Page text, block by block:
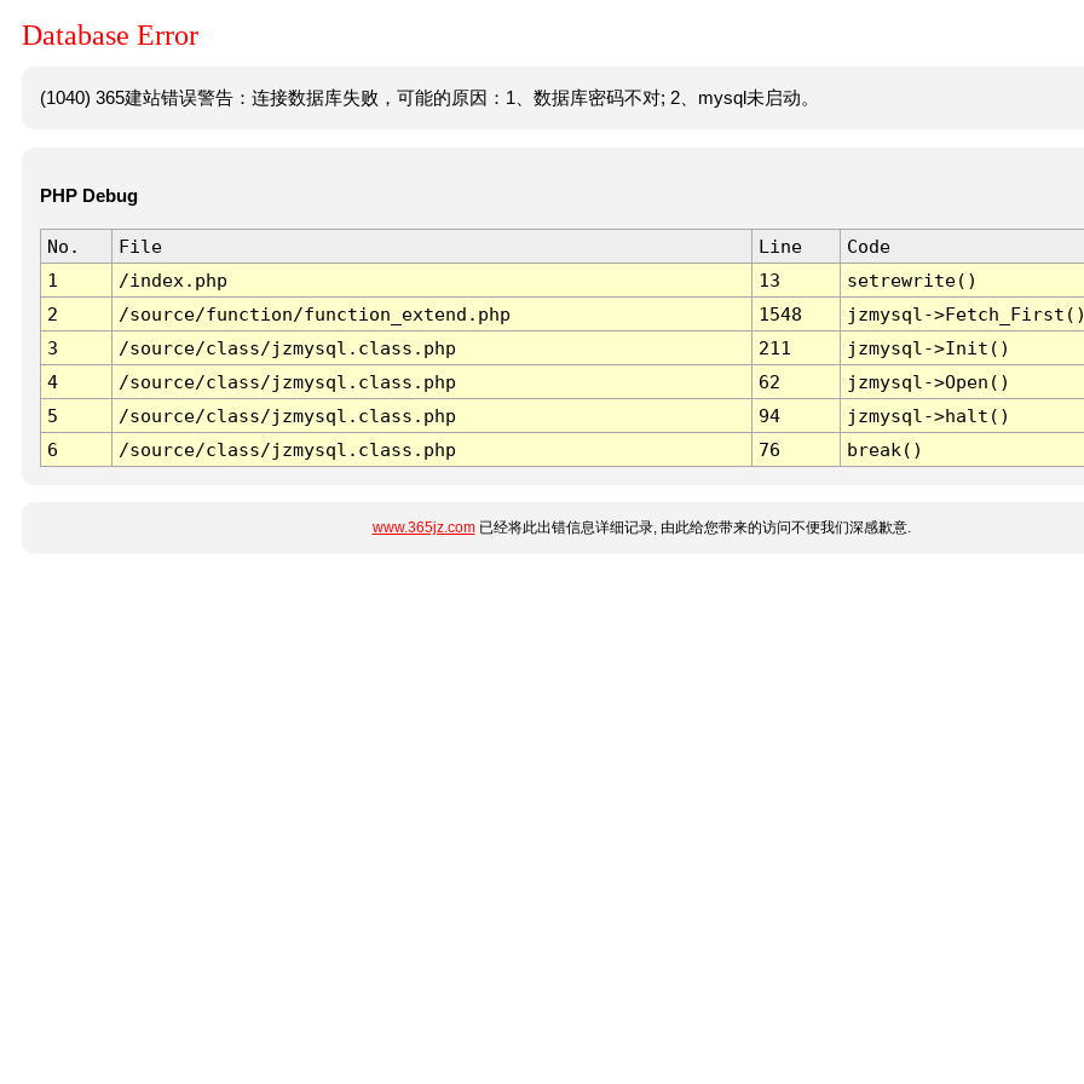
Database Error
(1040) 365建站错误警告：连接数据库失败，可能的原因：1、数据库密码不对; 2、mysql未启动。
PHP Debug
No. File Line
Code
1
/index.php 13
setrewrite()
2
/source/function/function_extend.php 1548
jzmysql-
3
/source/class/jzmysql.class.php 211
jzmysql->Init()
4
/source/class/jzmysql.class.php 62
jzmysql->Open()
5
/source/class/jzmysql.class.php 94
jzmysql->halt()
6
/source/class/jzmysql.class.php 76 break()
www.365jz.com已经将此出错信息详细记录, 由此给您带来的访问不便我们深感歉意.